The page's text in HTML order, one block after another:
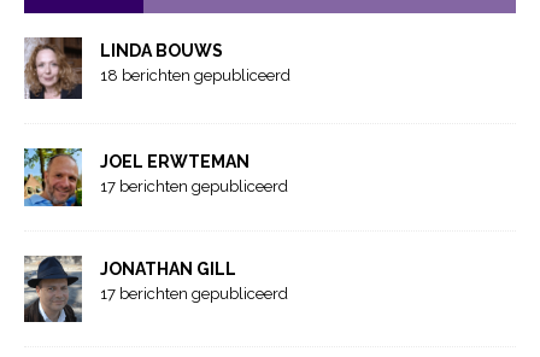
LINDA BOUWS
18 berichten gepubliceerd
JOEL ERWTEMAN
17 berichten gepubliceerd
JONATHAN GILL
17 berichten gepubliceerd